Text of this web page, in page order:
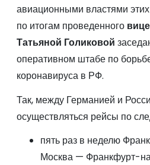
авиационными властями
по итогам проведенного
Татьяной Голиковой
оперативном штабе по
коронавируса в РФ.
Так, между Германией и
осуществляться рейсы по
пять раз в неделю
Москва — Франкфурт-